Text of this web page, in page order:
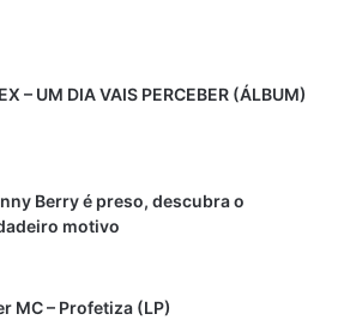
– UM DIA VAIS PERCEBER (ÁLBUM)
Berry é preso, descubra o
motivo
MC – Profetiza (LP)